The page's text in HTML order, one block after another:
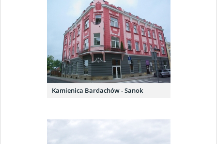
Kamienica Bardachów - Sanok